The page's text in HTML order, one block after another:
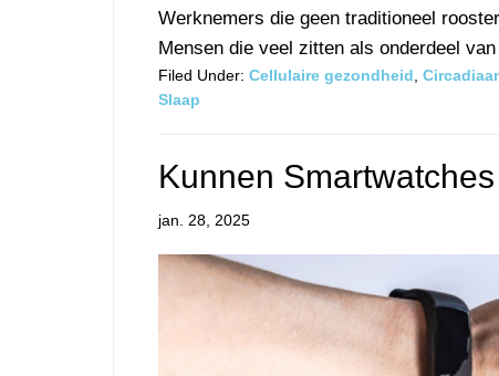
Werknemers die geen traditioneel
Mensen die veel zitten als onderdeel
Filed Under: Cellulaire gezondheid
Slaap
Kunnen
jan. 28, 2025